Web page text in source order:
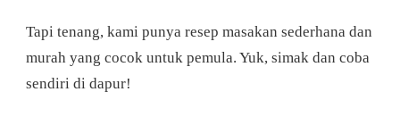
Tapi tenang, kami punya resep masakan sederhana dan
murah yang cocok untuk pemula. Yuk, simak dan coba
sendiri di dapur!